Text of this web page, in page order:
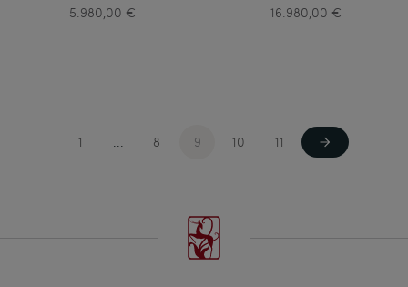
5.980,00 €
16.980,00 €
1 ... 8 9 10 11